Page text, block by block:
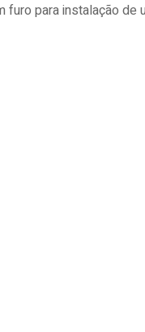
para instalação de